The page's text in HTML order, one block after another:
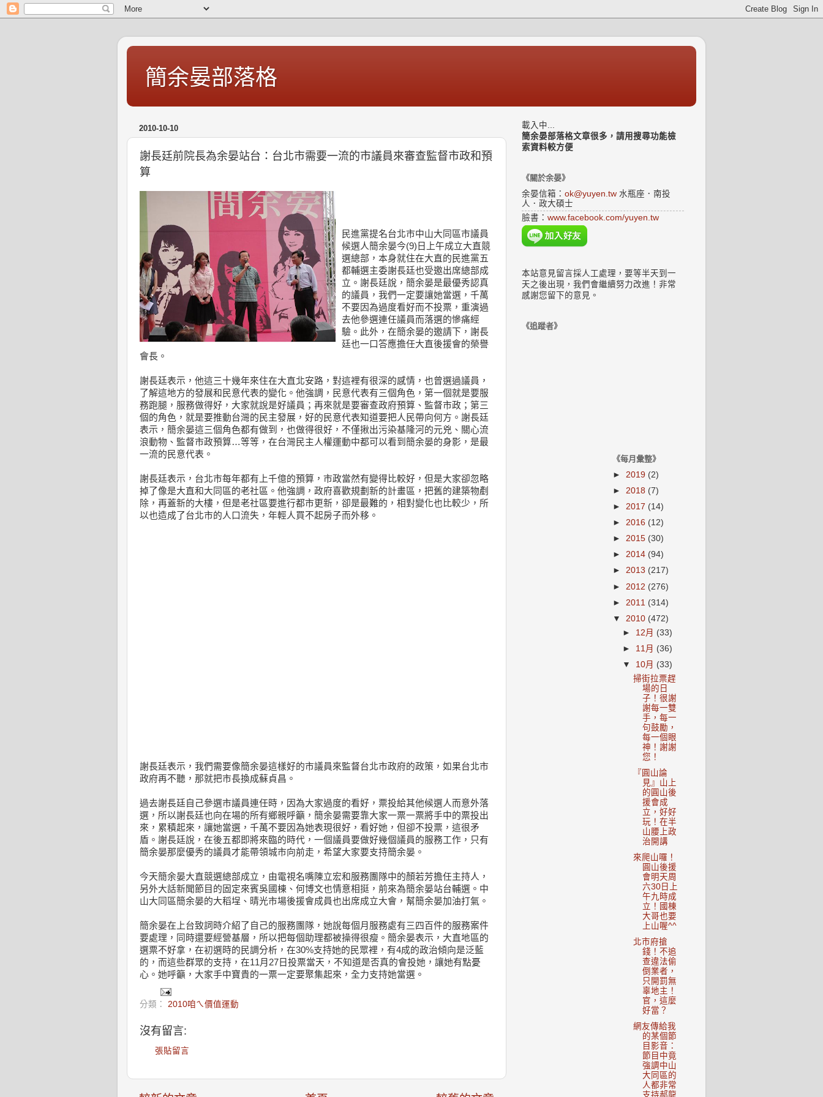
簡余晏部落格
2010-10-10
謝長廷前院長為余晏站台：台北市需要一流的市議員來審查監督市政和預
算
民進黨提名台北市中山大同區市議員
候選人簡余晏今(9)日上午成立大直競
選總部，本身就住在大直的民進黨五
都輔選主委謝長廷也受邀出席總部成
立。謝長廷說，簡余晏是最優秀認真
的議員，我們一定要讓她當選，千萬
不要因為過度看好而不投票，重演過
去他參選連任議員而落選的慘痛經
驗。此外，在簡余晏的邀請下，謝長
廷也一口答應擔任大直後援會的榮譽
會長。
謝長廷表示，他這三十幾年來住在大直北安路，對這裡有很深的感情，也曾選過議員，
了解這地方的發展和民意代表的變化。他強調，民意代表有三個角色，第一個就是要服
務跑腿，服務做得好，大家就說是好議員；再來就是要審查政府預算、監督市政；第三
個的角色，就是要推動台灣的民主發展，好的民意代表知道要把人民帶向何方。謝長廷
表示，簡余晏這三個角色都有做到，也做得很好，不僅揪出污染基隆河的元兇、關心流
浪動物、監督市政預算…等等，在台灣民主人權運動中都可以看到簡余晏的身影，是最
一流的民意代表。
謝長廷表示，台北市每年都有上千億的預算，市政當然有變得比較好，但是大家卻忽略
掉了像是大直和大同區的老社區。他強調，政府喜歡規劃新的計畫區，把舊的建築物剷
除，再蓋新的大樓，但是老社區要進行都市更新，卻是最難的，相對變化也比較少，所
以也造成了台北市的人口流失，年輕人買不起房子而外移。
謝長廷表示，我們需要像簡余晏這樣好的市議員來監督台北市政府的政策，如果台北市
政府再不聽，那就把市長換成蘇貞昌。
過去謝長廷自己參選市議員連任時，因為大家過度的看好，票投給其他候選人而意外落
選，所以謝長廷也向在場的所有鄉親呼籲，簡余晏需要靠大家一票一票將手中的票投出
來，累積起來，讓她當選，千萬不要因為她表現很好，看好她，但卻不投票，這很矛
盾。謝長廷說，在後五都即將來臨的時代，一個議員要做好幾個議員的服務工作，只有
簡余晏那麼優秀的議員才能帶領城市向前走，希望大家要支持簡余晏。
今天簡余晏大直競選總部成立，由電視名嘴陳立宏和服務團隊中的顏若芳擔任主持人，
另外大話新聞節目的固定來賓吳國棟、何博文也情意相挺，前來為簡余晏站台輔選。中
山大同區簡余晏的大稻埕、晴光市場後援會成員也出席成立大會，幫簡余晏加油打氣。
簡余晏在上台致詞時介紹了自己的服務團隊，她說每個月服務處有三四百件的服務案件
要處理，同時還要經營基層，所以把每個助理都被操得很瘦。簡余晏表示，大直地區的
選票不好拿，在初選時的民調分析，在30%支持她的民眾裡，有4成的政治傾向是泛藍
的，而這些群眾的支持，在11月27日投票當天，不知道是否真的會投她，讓她有點憂
心。她呼籲，大家手中寶貴的一票一定要聚集起來，全力支持她當選。
分類： 2010咱ㄟ價值運動
沒有留言:
張貼留言
載入中...
簡余晏部落格文章很多，請用搜尋功能檢
索資料較方便
《關於余晏》
余晏信箱： ok@yuyen.tw 水瓶座．南投
人．政大碩士
臉書： www.facebook.com/yuyen.tw
本站意見留言採人工處理，要等半天到一
天之後出現，我們會繼續努力改進！非常
感謝您留下的意見。
《追蹤者》
《每月彙整》
► 2019 (2)
► 2018 (7)
► 2017 (14)
► 2016 (12)
► 2015 (30)
► 2014 (94)
► 2013 (217)
► 2012 (276)
► 2011 (314)
▼ 2010 (472)
► 12月 (33)
► 11月 (36)
▼ 10月 (33)
掃街拉票趕
場的日
子！很謝
謝每一雙
手，每一
句鼓勵，
每一個眼
神！謝謝
您！
『圓山論
見』山上
的圓山後
援會成
立，好好
玩！在半
山腰上政
治開講
來爬山囉！
圓山後援
會明天周
六30日上
午九時成
立！國棟
大哥也要
上山喔^^
北市府搶
錢！不追
查違法偷
倒業者，
只開罰無
辜地主！
官，這麼
好當？
網友傳給我
的某個節
目影音：
節目中竟
強調中山
大同區的
人都非常
支持郝龍